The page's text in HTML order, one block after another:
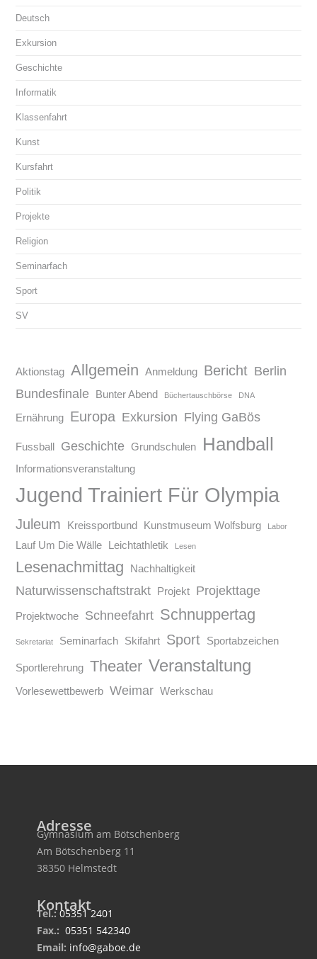
Deutsch
Exkursion
Geschichte
Informatik
Klassenfahrt
Kunst
Kursfahrt
Politik
Projekte
Religion
Seminarfach
Sport
SV
Aktionstag Allgemein Anmeldung Bericht Berlin
Bundesfinale
Bunter Abend Büchertauschbörse DNA
Ernährung Europa Exkursion Flying GaBös
Fussball Geschichte Grundschulen Handball
Informationsveranstaltung
Jugend Trainiert Für Olympia
Juleum Kreissportbund Kunstmuseum Wolfsburg Labor
Lauf Um Die Wälle Leichtathletik Lesen
Lesenachmittag Nachhaltigkeit
Naturwissenschaftstrakt Projekt Projekttage
Projektwoche Schneefahrt Schnuppertag
Sekretariat Seminarfach Skifahrt Sport Sportabzeichen
Sportlerehrung Theater Veranstaltung
Vorlesewettbewerb Weimar Werkschau
Adresse
Gymnasium am Bötschenberg
Am Bötschenberg 11
38350 Helmstedt
Kontakt
Tel.:05351 2401
Fax.:05351 542340
Email: info@gaboe.de